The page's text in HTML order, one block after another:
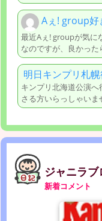
Aぇ! group好
最近Aぇ! groupが気に
なのですが、良かった
明日キンプリ札幌
キンプリ北海道公演
さる方いらっしゃい
ジャニラブ
新着コメント